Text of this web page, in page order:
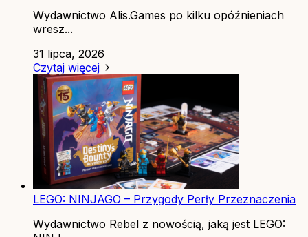
Wydawnictwo Alis.Games po kilku opóźnieniach
wresz...
31 lipca, 2026
Czytaj więcej
LEGO: NINJAGO – Przygody Perły Przeznaczenia
Wydawnictwo Rebel z nowością, jaką jest LEGO: